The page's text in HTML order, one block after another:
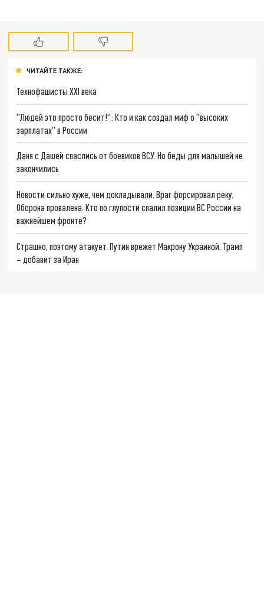
ЧИТАЙТЕ ТАКЖЕ:
Технофашисты XXI века
"Людей это просто бесит!": Кто и как создал миф о "высоких
зарплатах" в России
Даня с Дашей спаслись от боевиков ВСУ. Но беды для малышей не
закончились
Новости сильно хуже, чем докладывали. Враг форсировал реку.
Оборона провалена. Кто по глупости спалил позиции ВС России на
важнейшем фронте?
Страшно, поэтому атакует. Путин врежет Макрону Украиной. Трамп
– добавит за Иран